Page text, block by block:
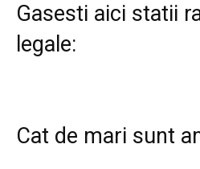
Gasesti aici statii
legale:
Cat de mari sunt